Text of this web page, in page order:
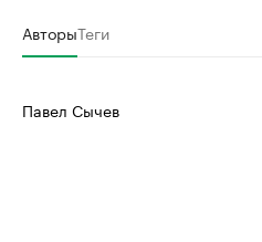
АвторыТеги
Павел Сычев